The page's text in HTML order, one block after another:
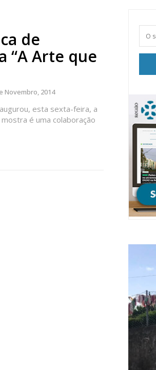
de
“A Arte que
Novembro, 2014
esta sexta-feira, a
é uma colaboração